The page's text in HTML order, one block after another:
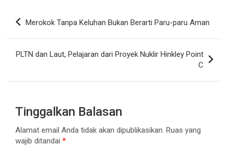
Navigasi
pos
Merokok Tanpa Keluhan Bukan Berarti Paru-paru Aman
PLTN dan Laut, Pelajaran dari Proyek Nuklir Hinkley Point
C
Tinggalkan Balasan
Alamat email Anda tidak akan dipublikasikan. Ruas yang
wajib ditandai *